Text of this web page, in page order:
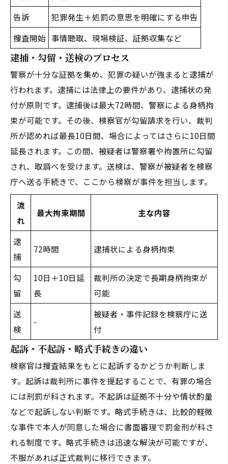
告訴
犯罪発生＋処罰の意思を明確にする申告
捜査開始 事情聴取、現場検証、証拠収集など
逮捕・勾留・送検のプロセス
警察が十分な証拠を集め、犯罪の疑いが強まると逮捕が
行われます。逮捕には法律上の要件があり、逮捕状の発
付が原則です。逮捕後は最大72時間、警察による身柄拘
束が可能です。その後、検察官が勾留請求を行い、裁判
所が認めれば最長10日間、場合によってはさらに10日間
延長されます。この間、被疑者は警察署や拘置所に勾留
され、取調べを受けます。送検は、警察が被疑者を検察
庁へ送る手続きで、ここから検察が事件を担当します。
流
れ
最大拘束期間 主な内容
逮
捕
72時間 逮捕状による身柄拘束
勾
留
10日＋10日延
長
裁判所の決定で長期身柄拘束が
可能
送
検
-
被疑者・事件記録を検察庁に送
付
起訴・不起訴・略式手続きの違い
検察官は捜査結果をもとに起訴するかどうか判断しま
す。起訴は裁判所に事件を提起することで、有罪の場合
には刑罰が科されます。不起訴は証拠不十分や情状酌量
などで起訴しない判断です。略式手続きは、比較的軽微
な事件で本人が同意した場合に書面審理で罰金刑が科さ
れる制度です。略式手続きは迅速な解決が可能ですが、
不服があれば正式裁判に移行できます。